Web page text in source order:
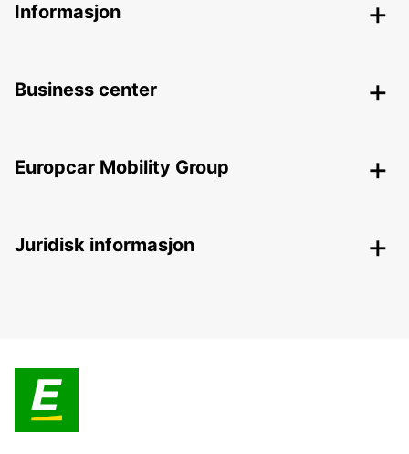
Informasjon
Business center
Europcar Mobility Group
Juridisk informasjon